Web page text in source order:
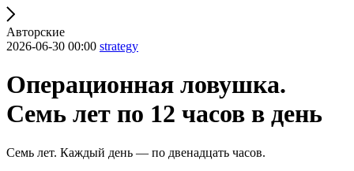
Авторские
2026-06-30 00:00 strategy
Операционная ловушка.
Семь лет по 12 часов в день
Семь лет. Каждый день — по двенадцать часов.